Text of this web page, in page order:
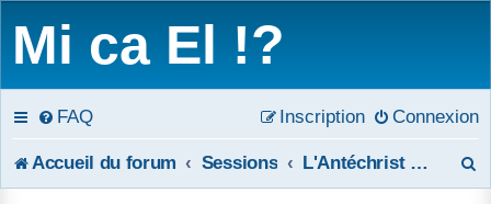
Mi ca El !?
FAQ Connexion
Inscription
Accueil du forum Sessions L'Antéchrist et les deux Témoins de l'Apocalypse